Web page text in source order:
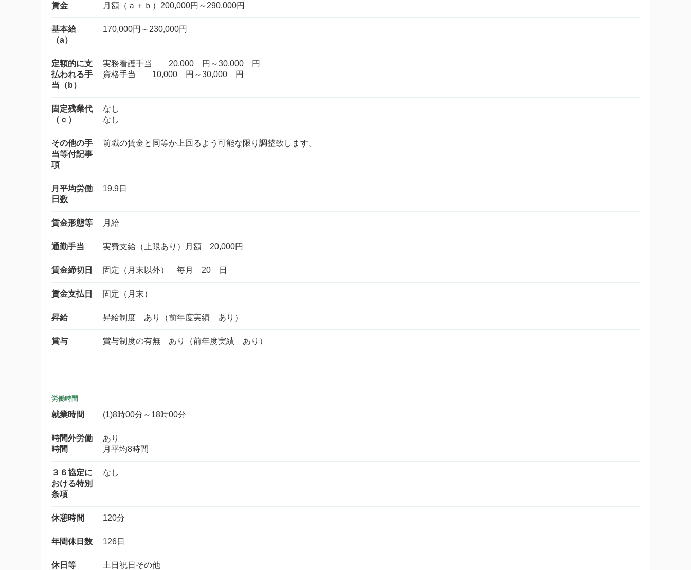
賃金 月額（ａ＋ｂ）200,000円～290,000円
基本給
（a）
170,000円～230,000円
定額的に支
払われる手
当（b）
実務看護手当 20,000 円～30,000 円
資格手当 10,000 円～30,000 円
固定残業代
（ｃ）
なし
なし
その他の手
当等付記事
項
前職の賃金と同等か上回るよう可能な限り調整致します。
月平均労働
日数
19.9日
賃金形態等 月給
通勤手当 実費支給（上限あり）月額 20,000円
賃金締切日 固定（月末以外） 毎月 20 日
賃金支払日 固定（月末）
昇給 昇給制度 あり（前年度実績 あり）
賞与 賞与制度の有無 あり（前年度実績 あり）
労働時間
就業時間 (1)8時00分～18時00分
時間外労働
時間
あり
月平均8時間
３６協定に
おける特別
条項
なし
休憩時間 120分
年間休日数 126日
休日等 土日祝日その他